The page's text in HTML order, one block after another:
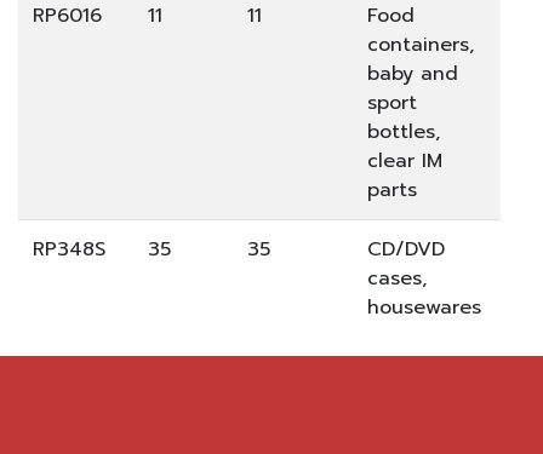
RP6016 11 11
Food
containers,
baby and
sport
bottles,
clear IM
parts
RP348S 35 35
CD/DVD
cases,
housewares